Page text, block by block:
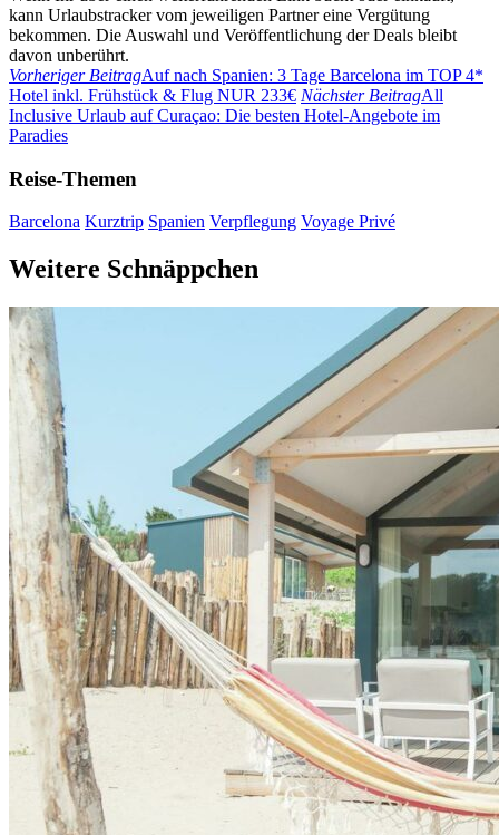
kann Urlaubstracker vom jeweiligen Partner eine Vergütung
bekommen. Die Auswahl und Veröffentlichung der Deals bleibt
davon unberührt.
Vorheriger BeitragAuf nach Spanien: 3 Tage Barcelona im TOP 4*
Hotel inkl. Frühstück & Flug NUR 233€ Nächster BeitragAll
Inclusive Urlaub auf Curaçao: Die besten Hotel-Angebote im
Paradies
Reise-Themen
Barcelona Kurztrip Spanien Verpflegung Voyage Privé
Weitere Schnäppchen